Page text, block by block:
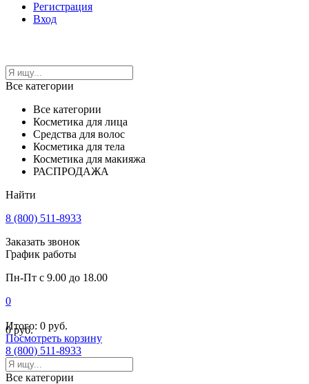
Регистрация
Вход
Все категории
Все категории
Косметика для лица
Средства для волос
Косметика для тела
Косметика для макияжа
РАСПРОДАЖА
Найти
8 (800) 511-8933
Заказать звонок
График работы
Пн-Пт с 9.00 до 18.00
0
0 руб.
Итого: 0 руб.
Посмотреть корзину
8 (800) 511-8933
Все категории